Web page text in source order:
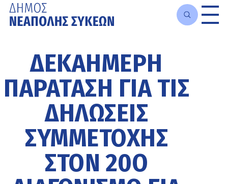
κυρίως
περιεχόμενο
ΔΕΚΑΉΜΕΡΗ
ΠΑΡΆΤΑΣΗ ΓΙΑ ΤΙΣ
ΔΗΛΏΣΕΙΣ
ΣΥΜΜΕΤΟΧΉΣ
ΣΤΟΝ 20Ο